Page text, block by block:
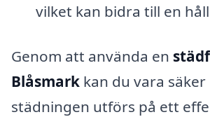
vilket kan bidra till en
Genom att använda en
Blåsmark kan du vara
städningen utförs på ett